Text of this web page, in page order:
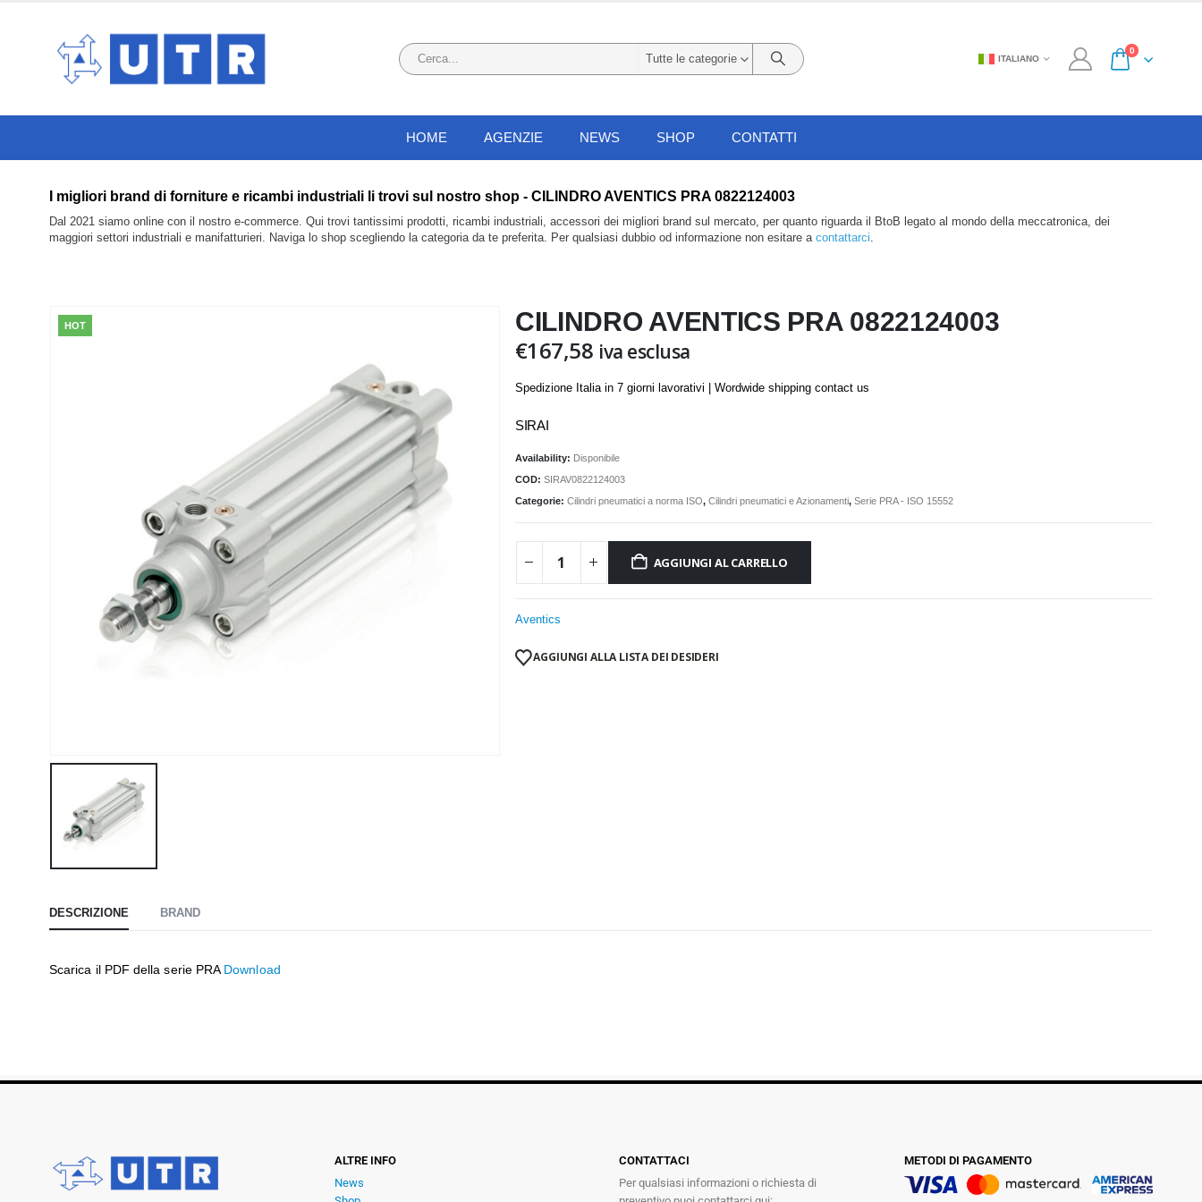
Tutte le categorie ITALIANO
0
HOME AGENZIE NEWS SHOP CONTATTI
I migliori brand di forniture e ricambi industriali li trovi sul nostro shop - CILINDRO AVENTICS PRA 0822124003
Dal 2021 siamo online con il nostro e-commerce. Qui trovi tantissimi prodotti, ricambi industriali, accessori dei migliori brand sul mercato, per quanto riguarda il BtoB legato al mondo della meccatronica, dei
maggiori settori industriali e manifatturieri. Naviga lo shop scegliendo la categoria da te preferita. Per qualsiasi dubbio od informazione non esitare a contattarci
HOT
CILINDRO AVENTICS PRA 0822124003
€167,58 iva esclusa
Spedizione Italia in 7 giorni lavorativi | Wordwide shipping contact us
SIRAI
Availability: Disponibile
COD: SIRAV0822124003
Categorie: Cilindri pneumatici a norma ISO, Cilindri pneumatici e Azionamenti, Serie PRA - ISO 15552
AGGIUNGI AL CARRELLO
Aventics
AGGIUNGI ALLA LISTA DEI DESIDERI
DESCRIZIONE BRAND
Scarica il PDF della serie PRADownload
ALTRE INFO
News
CONTATTACI
Per qualsiasi informazioni o richiesta di
METODI DI PAGAMENTO